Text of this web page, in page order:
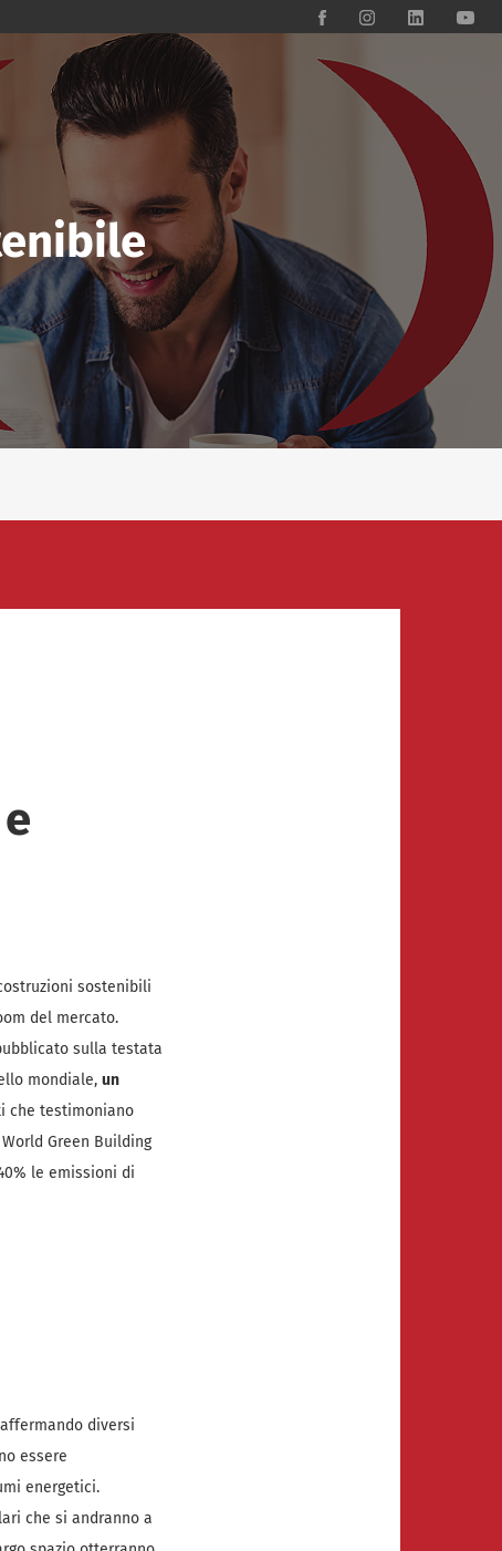
sostenibili
del mercato.
sulla testata
mondiale,un
che testimoniano
Green Building
le emissioni di
diversi
essere
energetici.
che si andranno a